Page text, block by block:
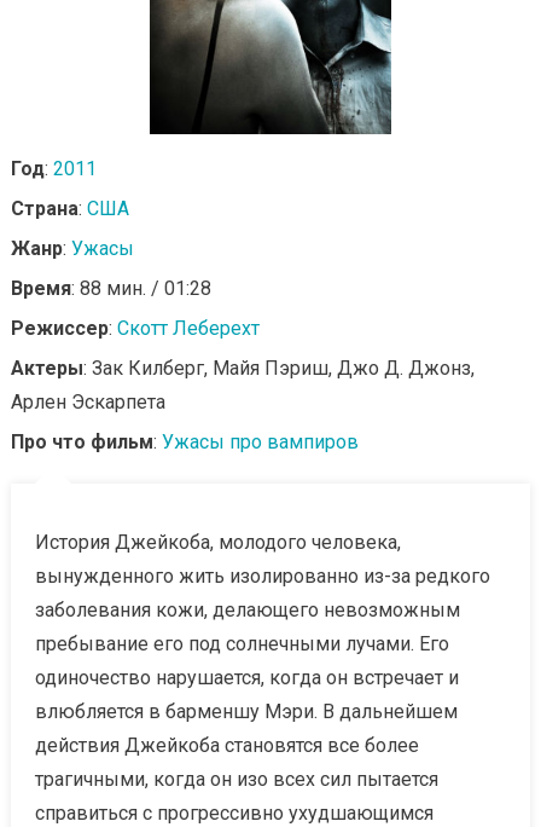
Год: 2011
Страна: США
Жанр: Ужасы
Время: 88 мин. / 01:28
Режиссер: Скотт Леберехт
Актеры: Зак Килберг, Майя Пэриш, Джо Д. Джонз,
Арлен Эскарпета
Про что фильм: Ужасы про вампиров
История Джейкоба, молодого человека,
вынужденного жить изолированно из-за редкого
заболевания кожи, делающего невозможным
пребывание его под солнечными лучами. Его
одиночество нарушается, когда он встречает и
влюбляется в барменшу Мэри. В дальнейшем
действия Джейкоба становятся все более
трагичными, когда он изо всех сил пытается
справиться с прогрессивно ухудшающимся